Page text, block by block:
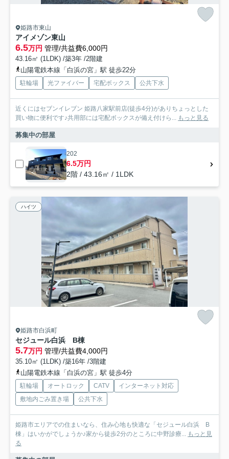
姫路市東山
アイメゾン東山
6.5万円 管理/共益費6,000円
43.16㎡ (1LDK) /築3年 /2階建
山陽電鉄本線「白浜の宮」駅 徒歩22分
駐輪場 光ファイバー 宅配ボックス 公共下水
近くにはセブンイレブン 姫路八家駅前店(徒歩4分)がありちょっとした
買い物に便利です♪共用部には宅配ボックスが備え付けら...
もっと見る
募集中の部屋
202
6.5万円
2階 / 43.16㎡ / 1LDK
ハイツ
姫路市白浜町
セジュール白浜 B棟
5.7万円 管理/共益費4,000円
35.10㎡ (1LDK) /築16年 /3階建
山陽電鉄本線「白浜の宮」駅 徒歩4分
駐輪場 オートロック CATV
インターネット対応
敷地内ごみ置き場
公共下水
姫路市エリアでの住まいなら、住み心地も快適な「セジュール白浜 B
棟」はいかがでしょうか♪家から徒歩2分のところに中野診療...
もっと見
る